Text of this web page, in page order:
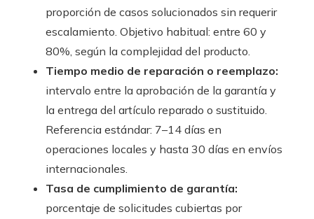
proporción de casos solucionados sin requerir
escalamiento. Objetivo habitual: entre 60 y
80%, según la complejidad del producto.
Tiempo medio de reparación o reemplazo:
intervalo entre la aprobación de la garantía y
la entrega del artículo reparado o sustituido.
Referencia estándar: 7–14 días en
operaciones locales y hasta 30 días en envíos
internacionales.
Tasa de cumplimiento de garantía:
porcentaje de solicitudes cubiertas por